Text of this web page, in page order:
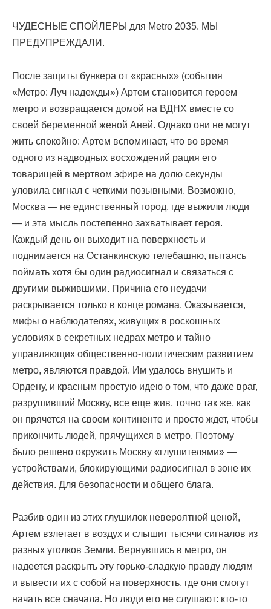
ЧУДЕСНЫЕ СПОЙЛЕРЫ для Metro 2035. МЫ
ПРЕДУПРЕЖДАЛИ.
После защиты бункера от «красных» (события
«Метро: Луч надежды») Артем становится героем
метро и возвращается домой на ВДНХ вместе со
своей беременной женой Аней. Однако они не могут
жить спокойно: Артем вспоминает, что во время
одного из надводных восхождений рация его
товарищей в мертвом эфире на долю секунды
уловила сигнал с четкими позывными. Возможно,
Москва — не единственный город, где выжили люди
— и эта мысль постепенно захватывает героя.
Каждый день он выходит на поверхность и
поднимается на Останкинскую телебашню, пытаясь
поймать хотя бы один радиосигнал и связаться с
другими выжившими. Причина его неудачи
раскрывается только в конце романа. Оказывается,
мифы о наблюдателях, живущих в роскошных
условиях в секретных недрах метро и тайно
управляющих общественно-политическим развитием
метро, ​​являются правдой. Им удалось внушить и
Ордену, и красным простую идею о том, что даже враг,
разрушивший Москву, все еще жив, точно так же, как
он прячется на своем континенте и просто ждет, чтобы
прикончить людей, прячущихся в метро. Поэтому
было решено окружить Москву «глушителями» —
устройствами, блокирующими радиосигнал в зоне их
действия. Для безопасности и общего блага.
Разбив один из этих глушилок невероятной ценой,
Артем взлетает в воздух и слышит тысячи сигналов из
разных уголков Земли. Вернувшись в метро, ​​он
надеется раскрыть эту горько-сладкую правду людям
и вывести их с собой на поверхность, где они смогут
начать все сначала. Но люди его не слушают: кто-то